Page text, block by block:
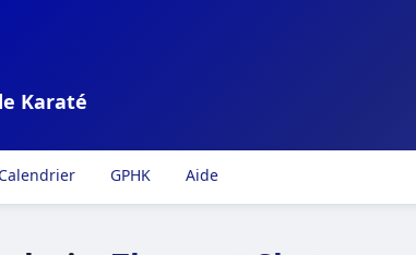
Karaté
Calendrier GPHK Aide